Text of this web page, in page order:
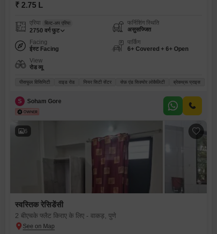
₹ 2.75 L
एरिया बिल्ट-अप एरिया
2750 वर्ग फुट
फर्निशिंग स्थिति
असुसज्जित
Facing
ईस्ट Facing
पार्किंग
6+ Covered + 6+ Open
View
रोड व्यू
पीसफुल विसिनिटी वाइड रोड नियर सिटी सेंटर सेफ़ एंड सिक्योर लोकैलिटी ब्रेकथ्रू प्राइस
S Soham Gore
6
स्वस्तिक रेसिडेंसी
2 बीएचके फ्लैट किराए के लिए - वाकड़, पुणे